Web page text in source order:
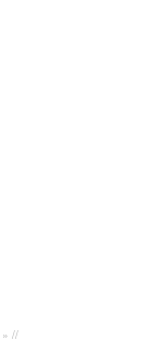
» //